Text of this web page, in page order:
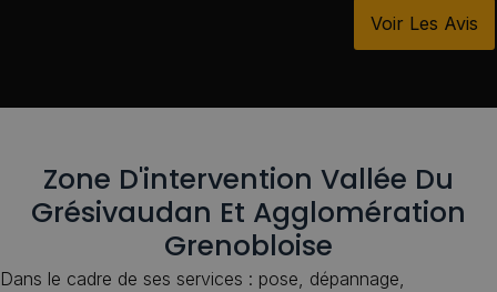
Voir Les Avis
Zone D'intervention Vallée Du
Grésivaudan Et Agglomération
Grenobloise
Dans le cadre de ses services : pose, dépannage,